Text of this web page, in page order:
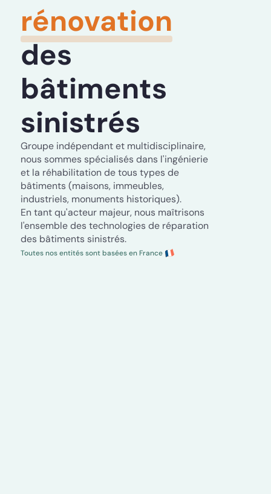
rénovation
des
bâtiments
sinistrés
Groupe indépendant et multidisciplinaire,
nous sommes spécialisés dans l'ingénierie
et la réhabilitation de tous types de
bâtiments (maisons, immeubles,
industriels, monuments historiques).
En tant qu'acteur majeur, nous maîtrisons
l'ensemble des technologies de réparation
des bâtiments sinistrés.
Toutes nos entités sont basées en France